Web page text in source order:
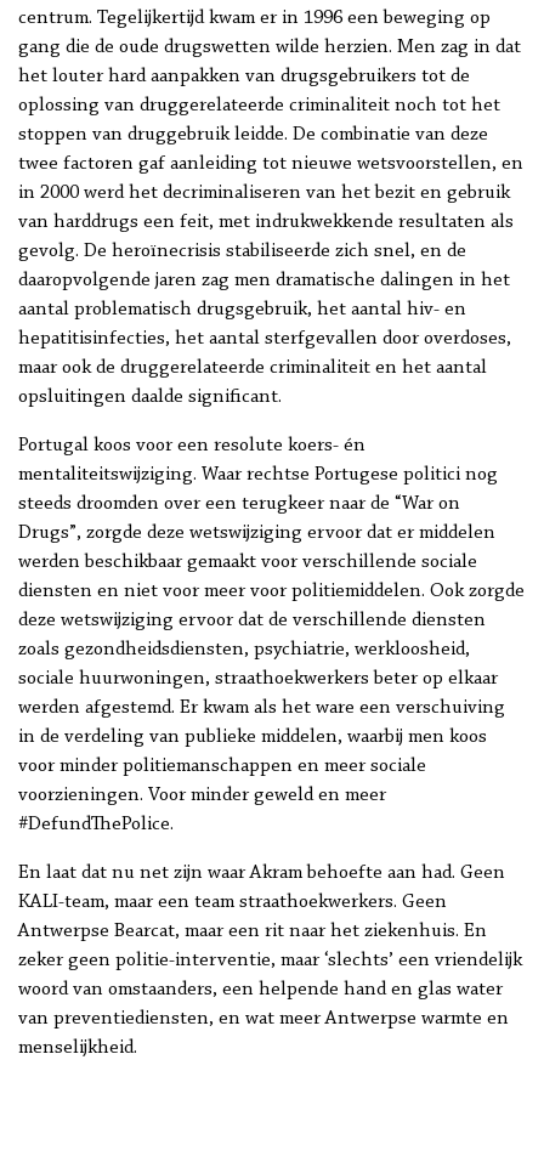
centrum. Tegelijkertijd kwam er in 1996 een beweging op
gang die de oude drugswetten wilde herzien. Men zag in dat
het louter hard aanpakken van drugsgebruikers tot de
oplossing van druggerelateerde criminaliteit noch tot het
stoppen van druggebruik leidde. De combinatie van deze
twee factoren gaf aanleiding tot nieuwe wetsvoorstellen, en
in 2000 werd het decriminaliseren van het bezit en gebruik
van harddrugs een feit, met indrukwekkende resultaten als
gevolg. De heroïnecrisis stabiliseerde zich snel, en de
daaropvolgende jaren zag men dramatische dalingen in het
aantal problematisch drugsgebruik, het aantal hiv- en
hepatitisinfecties, het aantal sterfgevallen door overdoses,
maar ook de druggerelateerde criminaliteit en het aantal
opsluitingen daalde significant.
Portugal koos voor een resolute koers- én
mentaliteitswijziging. Waar rechtse Portugese politici nog
steeds droomden over een terugkeer naar de “War on
Drugs”, zorgde deze wetswijziging ervoor dat er middelen
werden beschikbaar gemaakt voor verschillende sociale
diensten en niet voor meer voor politiemiddelen. Ook zorgde
deze wetswijziging ervoor dat de verschillende diensten
zoals gezondheidsdiensten, psychiatrie, werkloosheid,
sociale huurwoningen, straathoekwerkers beter op elkaar
werden afgestemd. Er kwam als het ware een verschuiving
in de verdeling van publieke middelen, waarbij men koos
voor minder politiemanschappen en meer sociale
voorzieningen. Voor minder geweld en meer
#DefundThePolice.
En laat dat nu net zijn waar Akram behoefte aan had. Geen
KALI-team, maar een team straathoekwerkers. Geen
Antwerpse Bearcat, maar een rit naar het ziekenhuis. En
zeker geen politie-interventie, maar ‘slechts’ een vriendelijk
woord van omstaanders, een helpende hand en glas water
van preventiediensten, en wat meer Antwerpse warmte en
menselijkheid.